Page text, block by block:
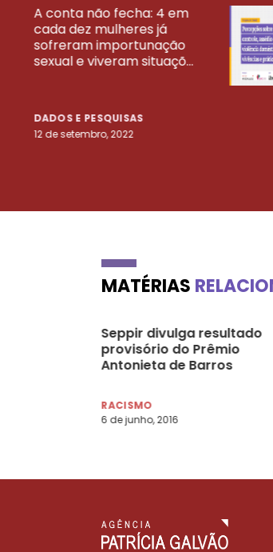
A conta não fecha: 4 em
cada dez mulheres já
sofreram importunação
sexual e viveram situaçõ...
DADOS E PESQUISAS
12 de setembro, 2022
MATÉRIAS
Seppir divulga resultado
provisório do Prêmio
Antonieta de Barros
RACISMO
6 de junho, 2016